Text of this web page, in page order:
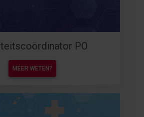
PO
MEER WETEN?